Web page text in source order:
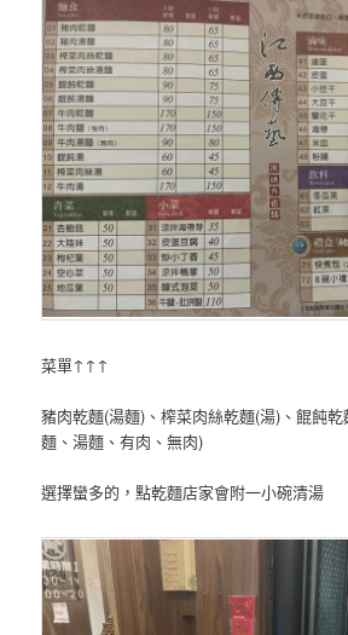
菜單↑↑↑
豬肉乾麵(湯麵)、榨菜肉絲乾麵(湯)、餛飩
麵、湯麵、有肉、無肉)
選擇蠻多的，點乾麵店家會附一小碗清湯